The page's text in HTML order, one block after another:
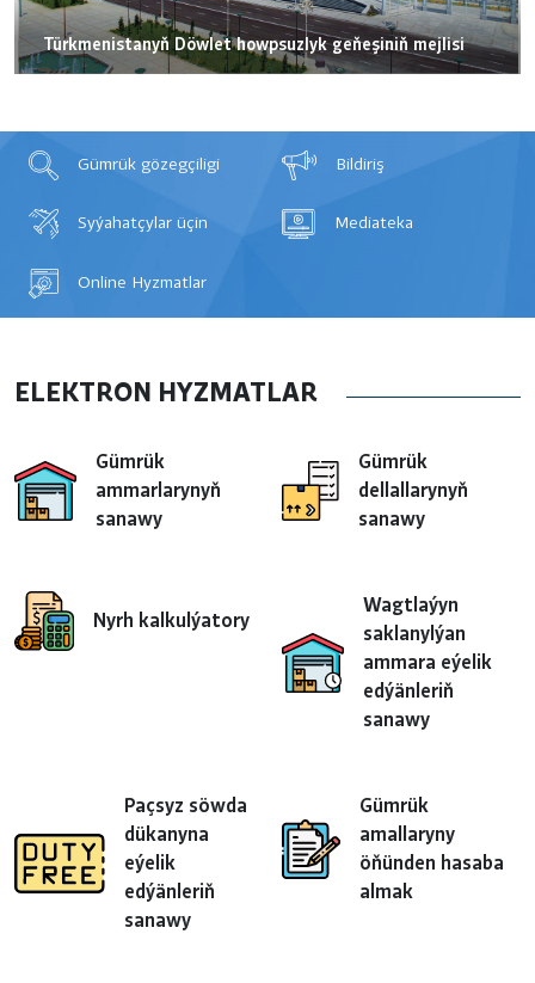
Türkmenistanyň Döwlet howpsuzlyk geňeşiniň mejlisi
Güm­rük gö­zeg­çi­li­gi Bil­di­riş
Sy­ýa­hat­çy­lar ü­çin Media­teka
Online Hyz­mat­lar
ELEKTRON HYZMATLAR
Gümrük
ammarlarynyň
sanawy
Gümrük
dellallarynyň
sanawy
Nyrh kalkulýatory
Wagtlaýyn
saklanylýan
ammara eýelik
edýänleriň
sanawy
Paçsyz söwda
dükanyna
eýelik
edýänleriň
sanawy
Gümrük
amallaryny
öňünden hasaba
almak